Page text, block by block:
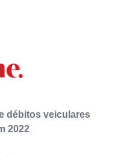
débitos veiculares
2022